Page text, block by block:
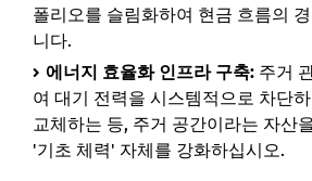
폴리오를 슬림화하여 현금 흐름의
니다.
에너지 효율화 인프라 구축: 주거
여 대기 전력을 시스템적으로 차단
교체하는 등, 주거 공간이라는 자산
'기초 체력' 자체를 강화하십시오.